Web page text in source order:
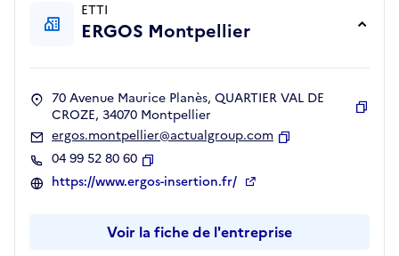
ETTI
ERGOS Montpellier
70 Avenue Maurice Planès, QUARTIER VAL DE
CROZE, 34070 Montpellier
ergos.montpellier@actualgroup.com
04 99 52 80 60
Copier
https://www.ergos-insertion.fr/
Voir la fiche de l'entreprise